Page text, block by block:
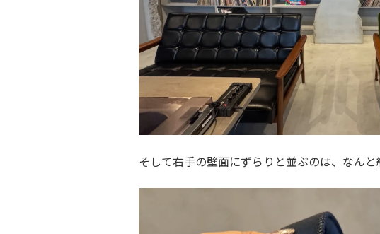
そして右手の壁面にずらりと並ぶのは、なんと